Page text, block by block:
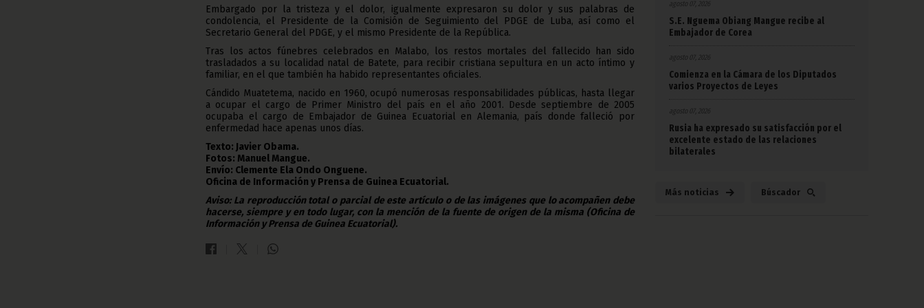
Embargado por la tristeza y el dolor, igualmente expresaron su dolor y sus palabras de
condolencia, el Presidente de la Comisión de Seguimiento del PDGE de Luba, así como el
Secretario General del PDGE, y el mismo Presidente de la República.
Tras los actos fúnebres celebrados en Malabo, los restos mortales del fallecido han sido
trasladados a su localidad natal de Batete, para recibir cristiana sepultura en un acto íntimo y
familiar, en el que también ha habido representantes oficiales.
Cándido Muatetema, nacido en 1960, ocupó numerosas responsabilidades públicas, hasta llegar
a ocupar el cargo de Primer Ministro del país en el año 2001. Desde septiembre de 2005
ocupaba el cargo de Embajador de Guinea Ecuatorial en Alemania, país donde falleció por
enfermedad hace apenas unos días.
Texto: Javier Obama.
Fotos: Manuel Mangue.
Envío: Clemente Ela Ondo Onguene.
Oficina de Información y Prensa de Guinea Ecuatorial.
Aviso: La reproducción total o parcial de este artículo o de las imágenes que lo acompañen debe
hacerse, siempre y en todo lugar, con la mención de la fuente de origen de la misma (Oficina de
Información y Prensa de Guinea Ecuatorial).
agosto 07, 2026
S.E. Nguema Obiang Mangue recibe al
Embajador de Corea
agosto 07, 2026
Comienza en la Cámara de los Diputados
varios Proyectos de Leyes
agosto 07, 2026
Rusia ha expresado su satisfacción por el
excelente estado de las relaciones
bilaterales
Más noticias Búscador